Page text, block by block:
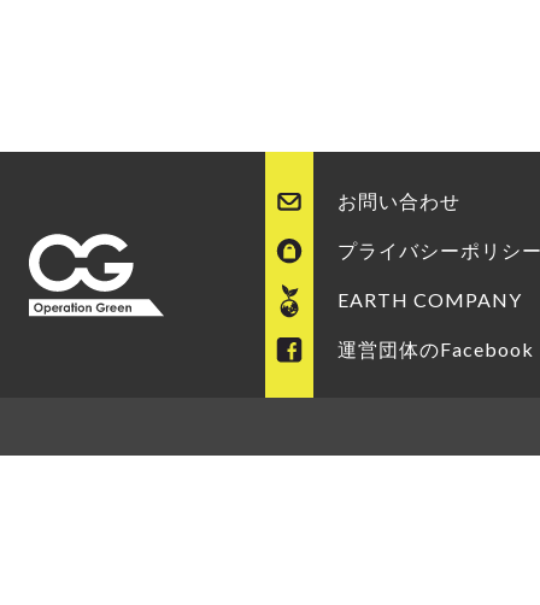
お問い合わせ
プライバシーポリシ
EARTH COMPANY
運営団体のFacebook